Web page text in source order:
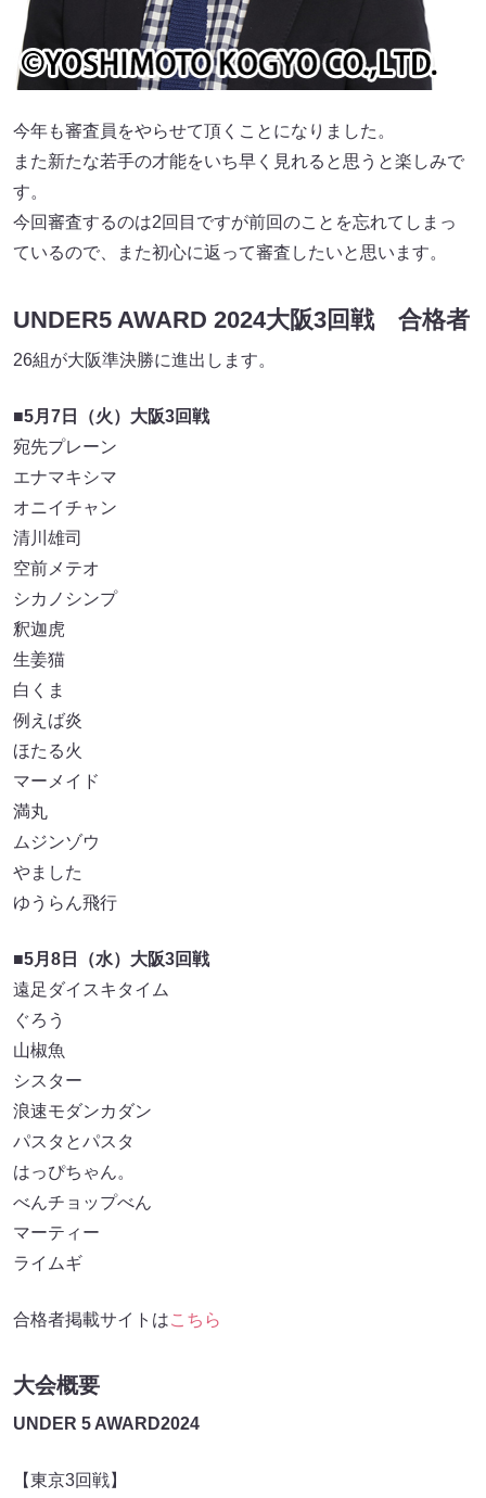
今年も審査員をやらせて頂くことになりました。
また新たな若手の才能をいち早く見れると思うと楽しみで
す。
今回審査するのは2回目ですが前回のことを忘れてしまっ
ているので、また初心に返って審査したいと思います。
UNDER5 AWARD 2024大阪3回戦 合格者
26組が大阪準決勝に進出します。
■5月7日（火）大阪3回戦
宛先プレーン
エナマキシマ
オニイチャン
清川雄司
空前メテオ
シカノシンプ
釈迦虎
生姜猫
白くま
例えば炎
ほたる火
マーメイド
満丸
ムジンゾウ
やました
ゆうらん飛行
■5月8日（水）大阪3回戦
遠足ダイスキタイム
ぐろう
山椒魚
シスター
浪速モダンカダン
パスタとパスタ
はっぴちゃん。
べんチョップべん
マーティー
ライムギ
合格者掲載サイトはこちら
大会概要
UNDER 5 AWARD2024
【東京3回戦】